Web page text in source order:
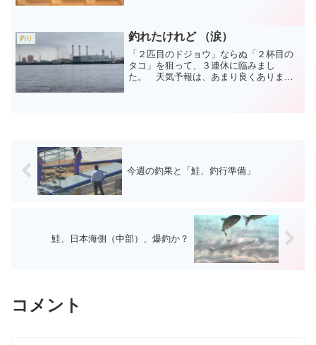
他の魚で隠れていた脂ビレ...
釣り 釣れたけれど （涙）
「２匹目のドジョウ」ならぬ「２杯目の
タコ」を狙って、３連休に臨みまし
た。 天気予報は、あまり良くありませ
今週の釣果と「鮭、釣行準備」
鮭、日本海側（中部）、爆釣か？
コメント